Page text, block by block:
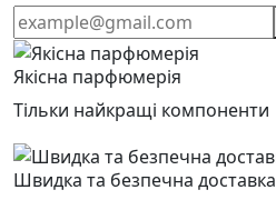
Якісна парфюмерія
Тільки найкращі компоненти
Швидка та безпечна доставка